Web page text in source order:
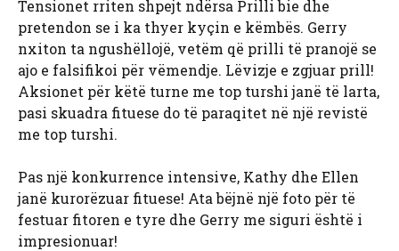
Tensionet rriten shpejt ndërsa Prilli bie dhe
pretendon se i ka thyer kyçin e këmbës. Gerry
nxiton ta ngushëllojë, vetëm që prilli të pranojë se
ajo e falsifikoi për vëmendje. Lëvizje e zgjuar prill!
Aksionet për këtë turne me top turshi janë të larta,
pasi skuadra fituese do të paraqitet në një revistë
me top turshi.
Pas një konkurrence intensive, Kathy dhe Ellen
janë kurorëzuar fituese! Ata bëjnë një foto për të
festuar fitoren e tyre dhe Gerry me siguri është i
impresionuar!